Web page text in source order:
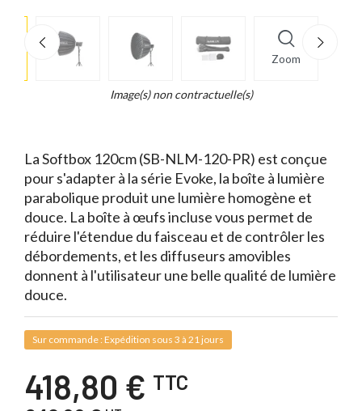
Zoom
Image(s) non contractuelle(s)
La Softbox 120cm (SB-NLM-120-PR) est conçue
pour s'adapter à la série Evoke, la boîte à lumière
parabolique produit une lumière homogène et
douce. La boîte à œufs incluse vous permet de
réduire l'étendue du faisceau et de contrôler les
débordements, et les diffuseurs amovibles
donnent à l'utilisateur une belle qualité de lumière
douce.
Sur commande : Expédition sous 3 à 21 jours
418,80 € TTC